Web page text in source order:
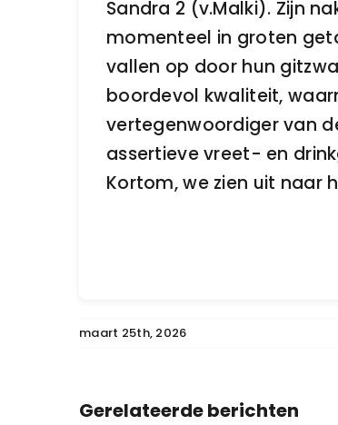
Sandra 2 (v.Malki). Zijn
momenteel in groten
vallen op door hun
boordevol kwaliteit,
vertegenwoordiger van
assertieve vreet- en
Kortom, we zien uit naar
maart 25th, 2026
Gerelateerde berichten